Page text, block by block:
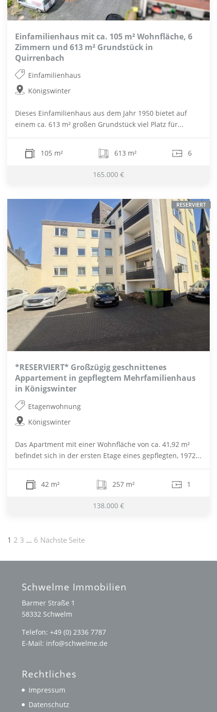
Einfamilienhaus mit ca. 105 m² Wohnfläche, 6
Zimmern und 613 m² Grundstück in
Quirrenbach
Einfamilienhaus
Königswinter
Dieses Einfamilienhaus aus dem Jahr 1950 bietet auf
einem ca. 613 m² großen Grundstück viel Platz für...
105 m² 613 m² 6
165.000 €
*RESERVIERT* Großzügig geschnittenes
Appartement in gepflegtem Mehrfamilienhaus
in Königswinter
Etagenwohnung
Königswinter
Das Apartment mit einer Wohnfläche von ca. 41,92 m²
befindet sich in der ersten Etage eines gepflegten, 1972...
42 m² 257 m² 1
138.000 €
RESERVIERT
Seitennummerierung
der
1 2 3 … 6 Nächste Seite
Schwelme Immobilien
Barmer Straße 1
58332 Schwelm
Telefon: +49 (0) 2336 7787
E-Mail: info@schwelme.de
Rechtliches
Impressum
Datenschutz